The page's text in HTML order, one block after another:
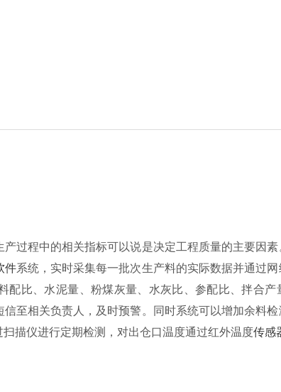
过程中的相关指标可以说是决定工程质量的主要因
件系统，实时采集每一批次生产料的实际数据并通过
配比、水泥量、粉煤灰量、水灰比、参配比、拌合产
至相关负责人，及时预警。同时系统可以增加余料检
描仪进行定期检测，对出仓口温度通过红外温度传感